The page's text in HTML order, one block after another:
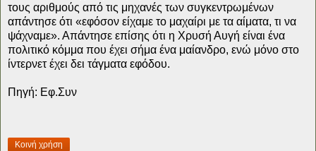
τους αριθμούς από τις μηχανές των συγκεντρωμένων
απάντησε ότι «εφόσον είχαμε το μαχαίρι με τα αίματα, τι να
ψάχναμε». Απάντησε επίσης ότι η Χρυσή Αυγή είναι ένα
πολιτικό κόμμα που έχει σήμα ένα μαίανδρο, ενώ μόνο στο
ίντερνετ έχει δει τάγματα εφόδου.
Πηγή: Εφ.Συν
Κοινή χρήση